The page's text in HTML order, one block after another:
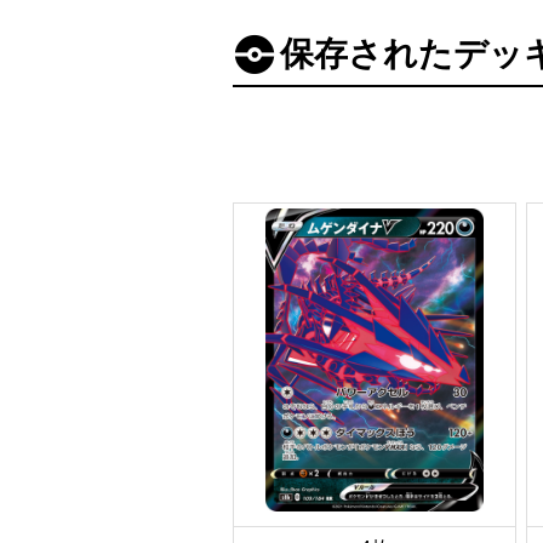
保存されたデッ